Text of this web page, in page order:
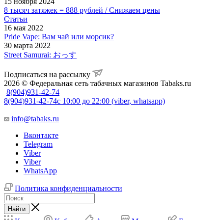
8 тысяч затяжек = 888 рублей / Снижаем цены
Статьи
16 мая 2022
Pride Vape: Вам чай или морсик?
30 марта 2022
Street Samurai: おっす
Подписаться на рассылку
2026 © Федеральная сеть табачных магазинов Tabaks.ru
8(904)931-42-74
8(904)931-42-74с 10:00 до 22:00 (viber, whatsapp)
info@tabaks.ru
Вконтакте
Telegram
Viber
Viber
WhatsApp
Политика конфиденциальности
Найти